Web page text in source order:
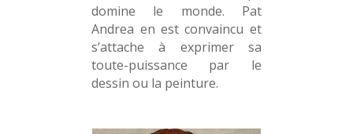
domine le monde. Pat
Andrea en est convaincu et
s’attache à exprimer sa
toute-puissance par le
dessin ou la peinture.